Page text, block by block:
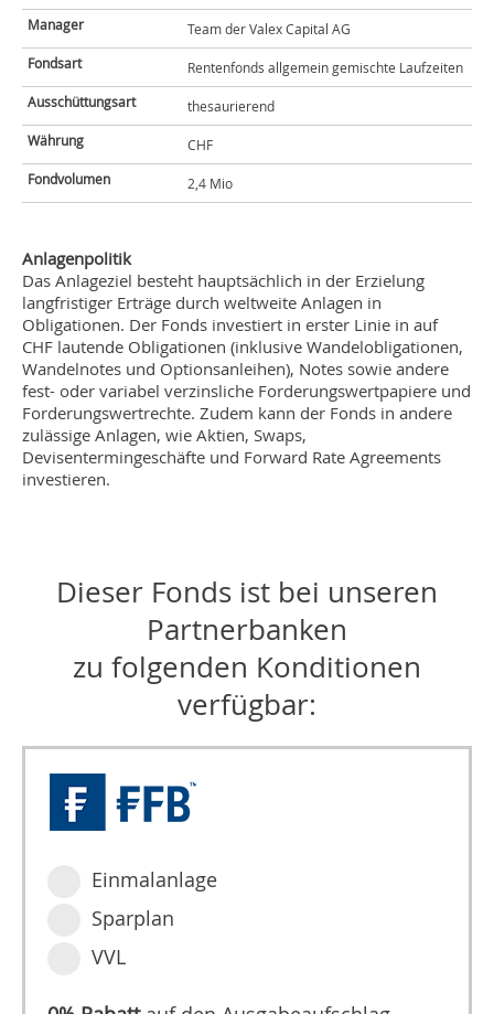
Manager
Team der Valex Capital AG
Fondsart
Rentenfonds allgemein gemischte Laufzeiten
Ausschüttungsart
thesaurierend
Währung
CHF
Fondvolumen
2,4 Mio
Anlagenpolitik
Das Anlageziel besteht hauptsächlich in der Erzielung
langfristiger Erträge durch weltweite Anlagen in
Obligationen. Der Fonds investiert in erster Linie in auf
CHF lautende Obligationen (inklusive Wandelobligationen,
Wandelnotes und Optionsanleihen), Notes sowie andere
fest- oder variabel verzinsliche Forderungswertpapiere und
Forderungswertrechte. Zudem kann der Fonds in andere
zulässige Anlagen, wie Aktien, Swaps,
Devisentermingeschäfte und Forward Rate Agreements
investieren.
Dieser Fonds ist bei unseren
Partnerbanken
zu folgenden Konditionen
verfügbar:
Einmalanlage
Sparplan
VVL